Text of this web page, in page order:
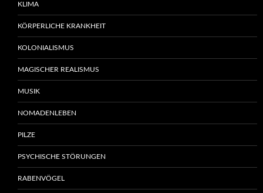
KLIMA
KÖRPERLICHE KRANKHEIT
KOLONIALISMUS
MAGISCHER REALISMUS
MUSIK
NOMADENLEBEN
PILZE
PSYCHISCHE STÖRUNGEN
RABENVÖGEL